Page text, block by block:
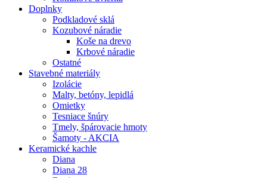
Doplnky
Podkladové sklá
Kozubové náradie
Koše na drevo
Krbové náradie
Ostatné
Stavebné materiály
Izolácie
Malty, betóny, lepidlá
Omietky
Tesniace šnúry
Tmely, špárovacie hmoty
Šamoty - AKCIA
Keramické kachle
Diana
Diana 28